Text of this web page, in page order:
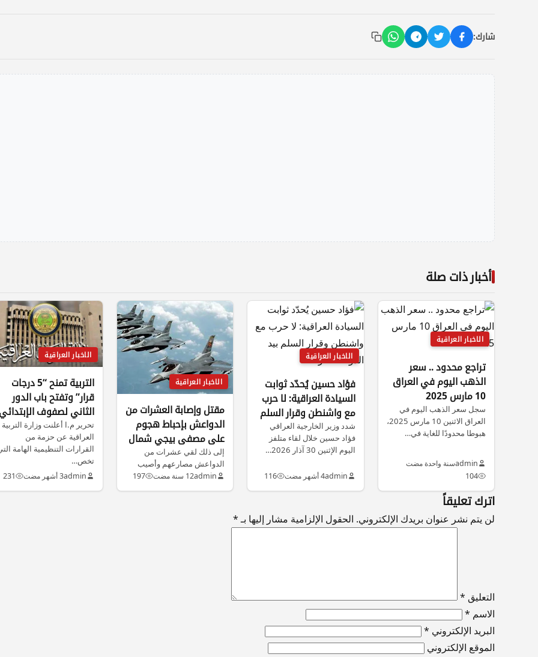
شارك:
أخبار ذات صلة
الاخبار العراقية
تراجع محدود .. سعر
الذهب اليوم في العراق
10 مارس 2025
سجل سعر الذهب اليوم في
العراق الاثنين 10 مارس 2025،
هبوطا محدودًا للغاية في…
adminسنة واحدة مضت
104
الاخبار العراقية
فؤاد حسين يُحدّد ثوابت
السيادة العراقية: لا حرب
مع واشنطن وقرار السلم
بيد الدولة حصرًا
شدد وزير الخارجية العراقي
فؤاد حسين خلال لقاء متلفز
اليوم الإثنين 30 آذار 2026…
admin4 أشهر مضت 116
الاخبار العراقية
مقتل وإصابة العشرات من
الدواعش بإحباط هجوم
على مصفى بيجي شمال
تكريت
إلى ذلك لقي عشرات من
الدواعش مصارعهم وأصيب
عشرات آخرين منهم بإحباط
admin12 سنة مضت 197
الاخبار العراقية
التربية تمنح “5 درجات
قرار” وتفتح باب الدور
الثاني لصفوف
كافة
تحرير م.ا أعلنت وزارة التربية
العراقية عن حزمة من
القرارات التنظيمية الهامة
تخص…
admin3 أشهر مضت 231
اترك تعليقاً
لن يتم نشر عنوان بريدك الإلكتروني. الحقول الإلزامية مشار إليها بـ*
التعليق *
الاسم *
البريد الإلكتروني *
الموقع الإلكتروني